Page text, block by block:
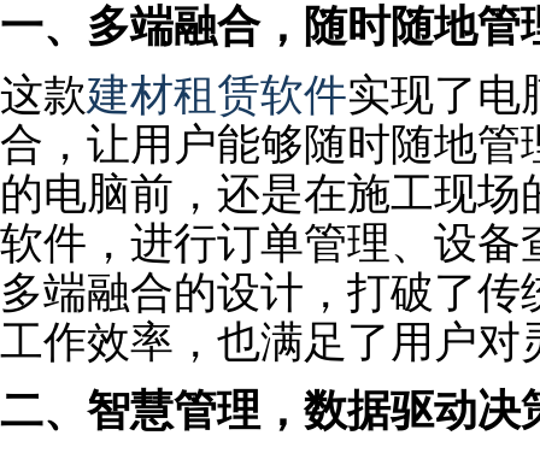
一、多端融合，随时随地管
这款建材租赁软件实现了电
合，让用户能够随时随地
的电脑前，还是在施工现
软件，进行订单管理、设
多端融合的设计，打破了
工作效率，也满足了用户对
二、智慧管理，数据驱动决